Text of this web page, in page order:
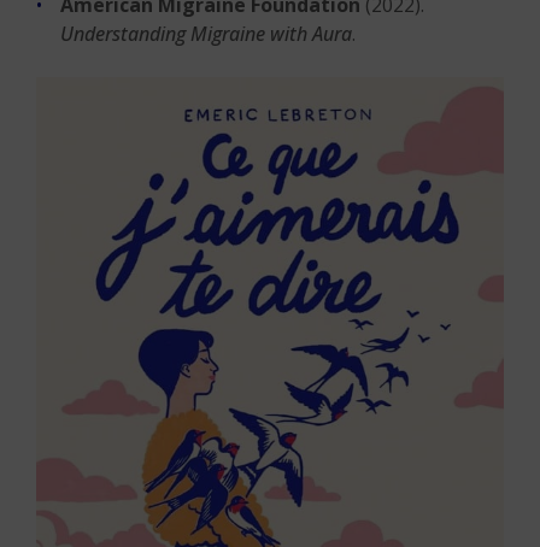
Understanding Migraine with Aura.